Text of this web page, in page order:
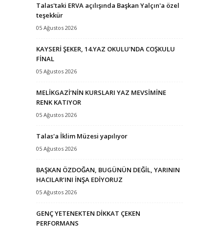
Talas'taki ERVA açılışında Başkan Yalçın'a özel
teşekkür
05 Ağustos 2026
KAYSERİ ŞEKER, 14.YAZ OKULU'NDA COŞKULU
FİNAL
05 Ağustos 2026
MELİKGAZİ’NİN KURSLARI YAZ MEVSİMİNE
RENK KATIYOR
05 Ağustos 2026
Talas'a İklim Müzesi yapılıyor
05 Ağustos 2026
BAŞKAN ÖZDOĞAN, BUGÜNÜN DEĞİL, YARININ
HACILAR’INI İNŞA EDİYORUZ
05 Ağustos 2026
GENÇ YETENEKTEN DİKKAT ÇEKEN
PERFORMANS